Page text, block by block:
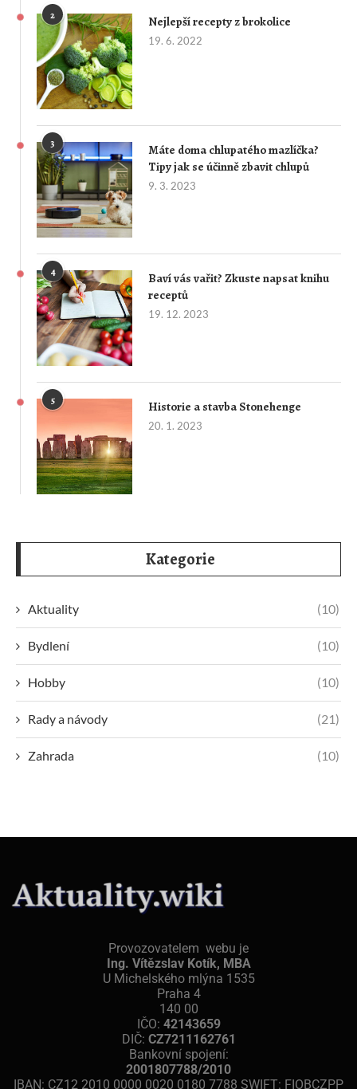
2 Nejlepší recepty z brokolice
19. 6. 2022
3
Máte doma chlupatého mazlíčka?
Tipy jak se účinně zbavit chlupů
9. 3. 2023
4
Baví vás vařit? Zkuste napsat knihu
receptů
19. 12. 2023
5 Historie a stavba Stonehenge
20. 1. 2023
Kategorie
Aktuality (10)
Bydlení (10)
Hobby (10)
Rady a návody (21)
Zahrada (10)
Provozovatelem webu je
Ing. Vítězslav Kotík, MBA
U Michelského mlýna 1535
Praha 4
140 00
IČO: 42143659
DIČ: CZ7211162761
Bankovní spojení:
2001807788/2010
IBAN: CZ12 2010 0000 0020 0180 7788 SWIFT: FIOBCZPP